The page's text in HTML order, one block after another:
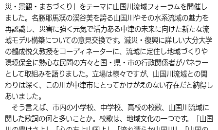
災・景観・まちづくり」をテーマに山国川流域フォーラムを開催し
ました。名勝耶馬渓の渓谷美を誇る山国川やその水系流域の魅力を
再認識し、災害に強く元気で活力ある中津の未来に向けた新たな流
域モデル構築についての意見交換です。減災・復興に詳しい大分大学
の鶴成悦久教授をコーディネーターに、流域に定住し地域づくりや
環境保全に熱心な民間の方々と国・県・市の行政関係者がパネラー
として取組みを語りました。立場は様々ですが、山国川流域との関
わりは深く、この川が中津市にとってかけがえのない存在だと納得し
あいました。
そう言えば、市内の小学校、中学校、高校の校歌、山国川流域に
関した歌詞の何と多いことか。校歌は、地域文化の一つです。「山国